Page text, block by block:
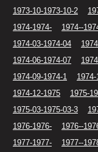
1973-10-1973-10-2
1974-1974-
1974--
1974-03-1974-04
1974-06-1974-07
1974-09-1974-1
1974-12-1975
1975-
1975-03-1975-03-3
1976-1976-
1976--
1977-1977-
1977--